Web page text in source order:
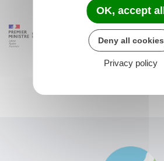
OK, accept all
Deny all cookies
Privacy policy